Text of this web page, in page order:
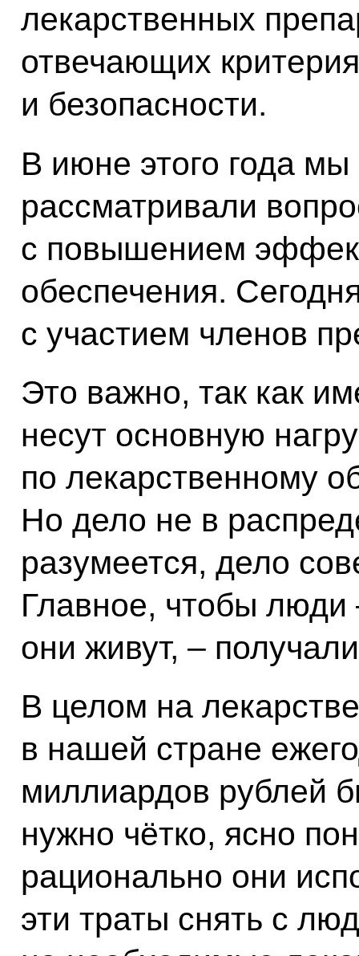
лекарственных
отвечающих
и безопасности.
В июне этого года
рассматривали
с повышением
обеспечения.
с участием членов
Это важно, так как
несут основную
по лекарственному
Но дело не в
разумеется, дело
Главное, чтобы люди
они живут, –
В целом на
в нашей стране
миллиардов рублей
нужно чётко, ясно
рационально они
эти траты снять с